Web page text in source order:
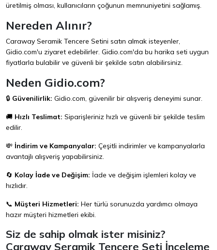
üretilmiş olması, kullanıcıların çoğunun memnuniyetini sağlamış.
Nereden Alınır?
Caraway Seramik Tencere Setini satın almak isteyenler,
Gidio.com'u ziyaret edebilirler. Gidio.com'da bu harika seti uygun
fiyatlarla bulabilir ve güvenli bir şekilde satın alabilirsiniz.
Neden Gidio.com?
🔒 Güvenilirlik: Gidio.com, güvenilir bir alışveriş deneyimi sunar.
🚚 Hızlı Teslimat: Siparişleriniz hızlı ve güvenli bir şekilde teslim
edilir.
💸 İndirim ve Kampanyalar: Çeşitli indirimler ve kampanyalarla
avantajlı alışveriş yapabilirsiniz.
🔄 Kolay İade ve Değişim: İade ve değişim işlemleri kolay ve
hızlıdır.
📞 Müşteri Hizmetleri: Her türlü sorunuzda yardımcı olmaya
hazır müşteri hizmetleri ekibi.
Siz de sahip olmak ister misiniz?
Caraway Seramik Tencere Seti İnceleme